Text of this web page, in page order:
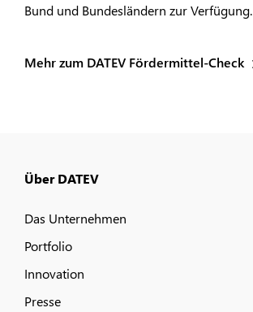
Bund und Bundesländern zur Verfügung.
Mehr zum DATEV Fördermittel-Check
Über DATEV
Das Unternehmen
Portfolio
Innovation
Presse